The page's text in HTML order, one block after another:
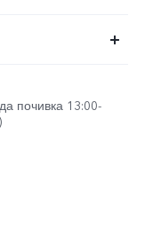
почивка 13:00-